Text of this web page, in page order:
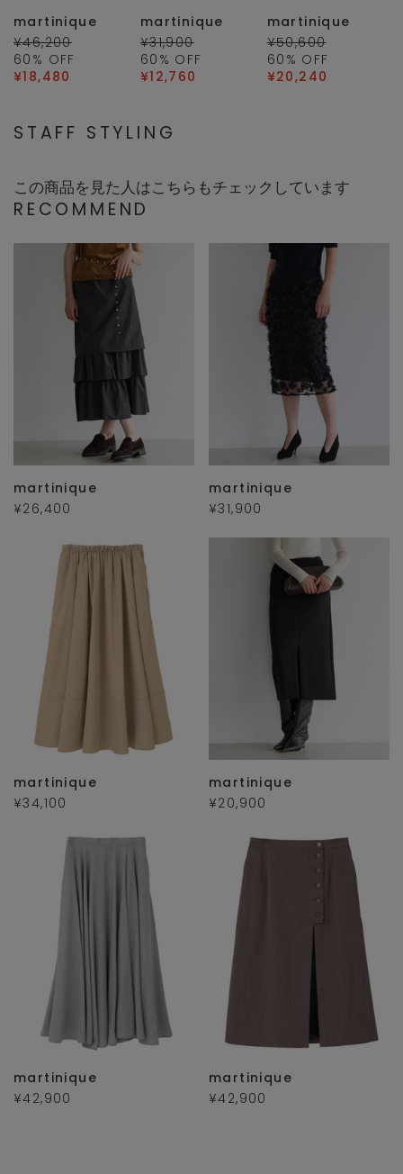
martinique
¥46,200
60 % OFF
¥18,480
martinique
¥31,900
60 % OFF
¥12,760
martinique
¥50,600
60 % OFF
¥20,240
STAFF STYLING
この商品を見た人はこちらもチェックしています
RECOMMEND
martinique
¥26,400
martinique
¥31,900
martinique
¥34,100
martinique
¥20,900
martinique
¥42,900
martinique
¥42,900